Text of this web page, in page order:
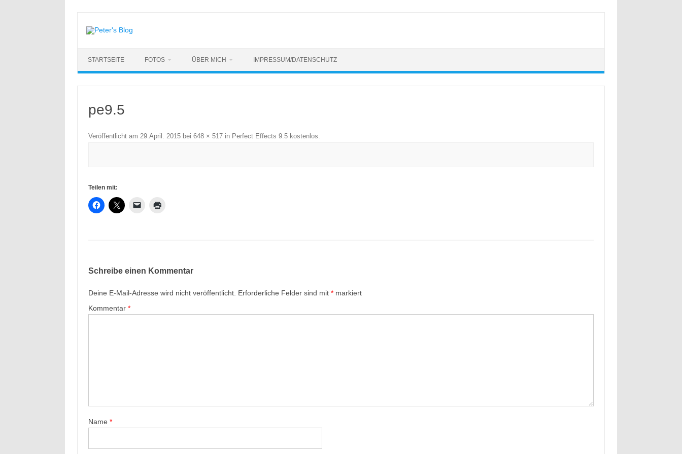
springen
STARTSEITE FOTOS ÜBER MICH IMPRESSUM/DATENSCHUTZ
pe9.5
Veröffentlicht am 29.April. 2015bei 648 × 517in Perfect Effects 9.5 kostenlos.
Teilen mit:
Schreibe einen Kommentar
Deine E-Mail-Adresse wird nicht veröffentlicht. Erforderliche Felder sind mit *markiert
Kommentar *
Name *